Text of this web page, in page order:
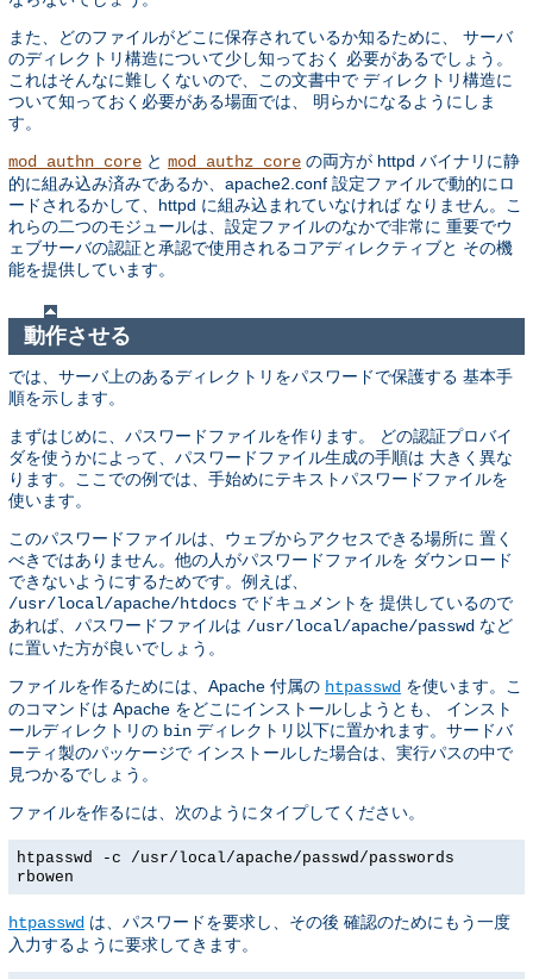
また、どのファイルがどこに保存されているか知るために、 サーバ
のディレクトリ構造について少し知っておく 必要があるでしょう。
これはそんなに難しくないので、この文書中で ディレクトリ構造に
ついて知っておく必要がある場面では、 明らかになるようにしま
す。
mod_authn_core と mod_authz_core の両方が httpd バイナリに静
的に組み込み済みであるか、apache2.conf 設定ファイルで動的にロ
ードされるかして、httpd に組み込まれていなければ なりません。こ
れらの二つのモジュールは、設定ファイルのなかで非常に 重要でウ
ェブサーバの認証と承認で使用されるコアディレクティブと その機
能を提供しています。
動作させる
では、サーバ上のあるディレクトリをパスワードで保護する 基本手
順を示します。
まずはじめに、パスワードファイルを作ります。 どの認証プロバイ
ダを使うかによって、パスワードファイル生成の手順は 大きく異な
ります。ここでの例では、手始めにテキストパスワードファイルを
使います。
このパスワードファイルは、ウェブからアクセスできる場所に 置く
べきではありません。他の人がパスワードファイルを ダウンロード
できないようにするためです。例えば、
/usr/local/apache/htdocs でドキュメントを 提供しているので
あれば、パスワードファイルは /usr/local/apache/passwd など
に置いた方が良いでしょう。
ファイルを作るためには、Apache 付属の htpasswd を使います。こ
のコマンドは Apache をどこにインストールしようとも、 インスト
ールディレクトリの bin ディレクトリ以下に置かれます。サードバ
ーティ製のパッケージで インストールした場合は、実行パスの中で
見つかるでしょう。
ファイルを作るには、次のようにタイプしてください。
htpasswd -c /usr/local/apache/passwd/passwords
rbowen
htpasswd は、パスワードを要求し、その後 確認のためにもう一度
入力するように要求してきます。